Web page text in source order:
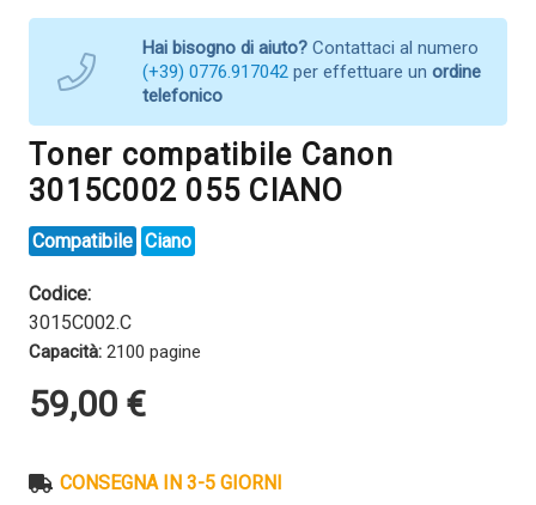
Hai bisogno di aiuto? Contattaci al numero
(+39) 0776.917042 per effettuare un ordine
telefonico
Toner compatibile Canon
3015C002 055 CIANO
Compatibile Ciano
Codice:
3015C002.C
Capacità: 2100 pagine
59,00 €
CONSEGNA IN 3-5 GIORNI